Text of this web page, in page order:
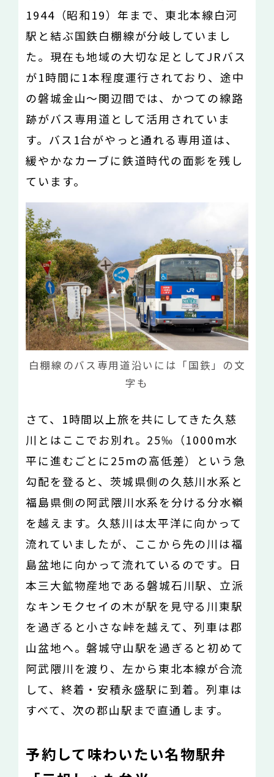
1944（昭和19）年まで、東北本線白河
駅と結ぶ国鉄白棚線が分岐していまし
た。現在も地域の大切な足としてJRバス
が1時間に1本程度運行されており、途中
の磐城金山〜関辺間では、かつての線路
跡がバス専用道として活用されていま
す。バス1台がやっと通れる専用道は、
緩やかなカーブに鉄道時代の面影を残し
ています。
白棚線のバス専用道沿いには「国鉄」の文
字も
さて、1時間以上旅を共にしてきた久慈
川とはここでお別れ。25‰（1000m水
平に進むごとに25mの高低差）という急
勾配を登ると、茨城県側の久慈川水系と
福島県側の阿武隈川水系を分ける分水嶺
を越えます。久慈川は太平洋に向かって
流れていましたが、ここから先の川は福
島盆地に向かって流れているのです。日
本三大鉱物産地である磐城石川駅、立派
なキンモクセイの木が駅を見守る川東駅
を過ぎると小さな峠を越えて、列車は郡
山盆地へ。磐城守山駅を過ぎると初めて
阿武隈川を渡り、左から東北本線が合流
して、終着・安積永盛駅に到着。列車は
すべて、次の郡山駅まで直通します。
予約して味わいたい名物駅弁